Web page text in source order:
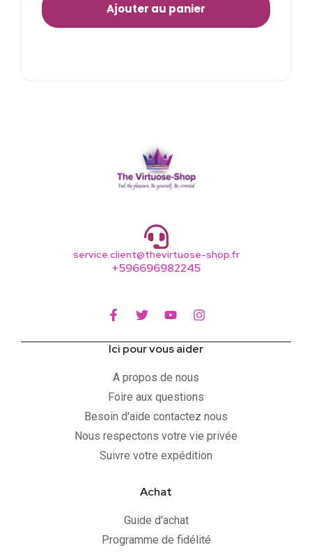
Ajouter au panier
service.client@thevirtuose-shop.fr
+596696982245
Ici pour vous aider
A propos de nous
Foire aux questions
Besoin d'aide contactez nous
Nous respectons votre vie privée
Suivre votre expédition
Achat
Guide d'achat
Programme de fidélité